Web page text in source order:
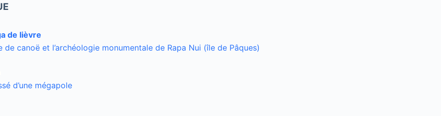
de lièvre
de canoë et l’archéologie monumentale de Rapa Nui (île de Pâques)
d’une mégapole